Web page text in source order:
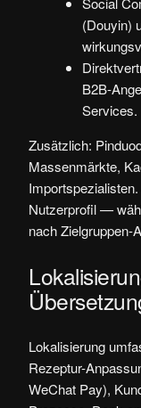
(Douyin)
B2B-
Services.
Zusätzlich:
Massenmärkte,
Nutzerprofil —
nach Zielgruppen-
Lokalisierung
Rezeptur-
WeChat Pay),